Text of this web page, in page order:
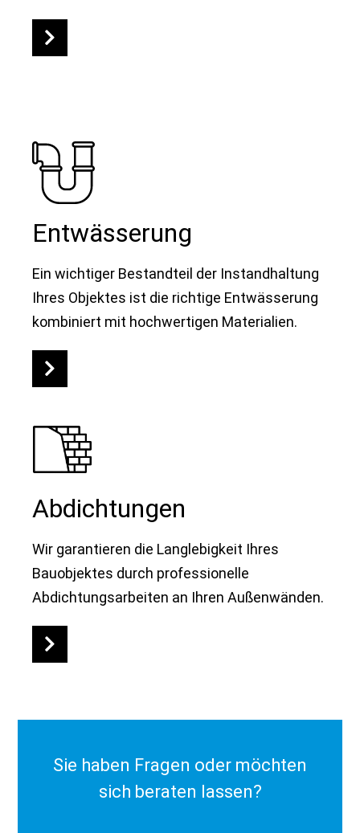
Entwässerung
Ein wichtiger Bestandteil der Instandhaltung
Ihres Objektes ist die richtige Entwässerung
kombiniert mit hochwertigen Materialien.
Abdichtungen
Wir garantieren die Langlebigkeit Ihres
Bauobjektes durch professionelle
Abdichtungsarbeiten an Ihren Außenwänden.
Sie haben Fragen oder möchten
sich beraten lassen?